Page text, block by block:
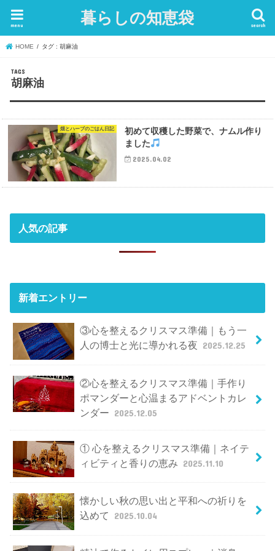
暮らしの知恵袋 search
menu
HOME タグ : 胡麻油
胡麻油
畑とハーブのごはん日記
初めて収穫した野菜で、ナムル作り
ました
2025.04.02
人気の記事
新着エントリー
③心を整えるクリスマス準備｜もう一
人の博士と光に導かれる夜 2025.12.25
②心を整えるクリスマス準備｜手作り
ポマンダーと心温まるアドベントカレ
ンダー 2025.12.05
① 心を整えるクリスマス準備｜ネイテ
ィビティと香りの恵み 2025.11.10
懐かしい秋の思い出と平和への祈りを
込めて
2025.10.04